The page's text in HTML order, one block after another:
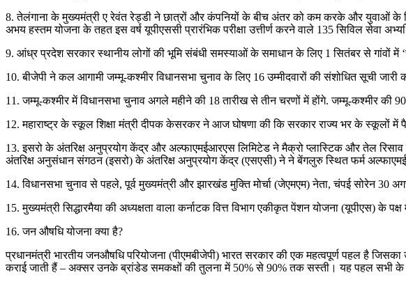
8. तेलंगाना के मुख्यमंत्री ए रेवंत रेड्डी ने छात्रों और कंपनियों के बीच अंतर को कम करके और युवाओं के
अभय हस्तम योजना के तहत इस वर्ष यूपीएससी प्रारंभिक परीक्षा उत्तीर्ण करने वाले 135 सिविल सेवा
9. आंध्र प्रदेश सरकार स्थानीय लोगों की भूमि संबंधी समस्याओं के समाधान के लिए 1 सितंबर से गांवों में
10. बीजेपी ने कल आगामी जम्मू-कश्मीर विधानसभा चुनाव के लिए 16 उम्मीदवारों की संशोधित सूची जारी
11. जम्मू-कश्मीर में विधानसभा चुनाव अगले महीने की 18 तारीख से तीन चरणों में होंगे. जम्मू-कश्मीर की
12. महाराष्ट्र के स्कूल शिक्षा मंत्री दीपक केसरकर ने आज घोषणा की कि सरकार राज्य भर के स्कूलों में
13. इसरो के अंतरिक्ष अनुप्रयोग केंद्र और अल्फाएमईआरएस लिमिटेड ने मैक्रो प्लास्टिक और तेल
अंतरिक्ष अनुसंधान संगठन (इसरो) के अंतरिक्ष अनुप्रयोग केंद्र (एसएसी) ने ने बेंगलुरु स्थित फर्म
14. विधानसभा चुनाव से पहले, पूर्व मुख्यमंत्री और झारखंड मुक्ति मोर्चा (जेएमएम) नेता, चंपई सोरेन 30
15. मुख्यमंत्री सिद्धारमैया की अध्यक्षता वाला कर्नाटक वित्त विभाग एकीकृत पेंशन योजना (यूपीएस) के
16. जन औषधि योजना क्या है?
प्रधानमंत्री भारतीय जनऔषधि परियोजना (पीएमबीजेपी) भारत सरकार की एक महत्वपूर्ण पहल है
कराई जाती हैं – अक्सर उनके ब्रांडेड समकक्षों की तुलना में 50% से 90% तक सस्ती। यह पहल सभी